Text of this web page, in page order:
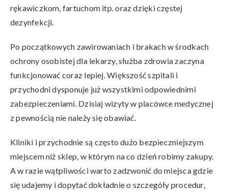
rękawiczkom, fartuchom itp. oraz dzięki częstej
dezynfekcji.
Po początkowych zawirowaniach i brakach w środkach
ochrony osobistej dla lekarzy, służba zdrowia zaczyna
funkcjonować coraz lepiej. Większość szpitali i
przychodni dysponuje już wszystkimi odpowiednimi
zabezpieczeniami. Dzisiaj wizyty w placówce medycznej
z pewnością nie należy się obawiać.
Kliniki i przychodnie są często dużo bezpieczniejszym
miejscem niż sklep, w którym na co dzień robimy zakupy.
A w razie wątpliwości warto zadzwonić do miejsca gdzie
się udajemy i dopytać dokładnie o szczegóły procedur,